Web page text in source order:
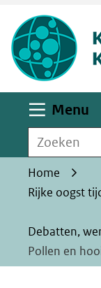
op
deze
website
worden
toegestaan
geweigerd.
Menu
Zoeken
Home
Rijke oogst
Debatten,
Pollen en